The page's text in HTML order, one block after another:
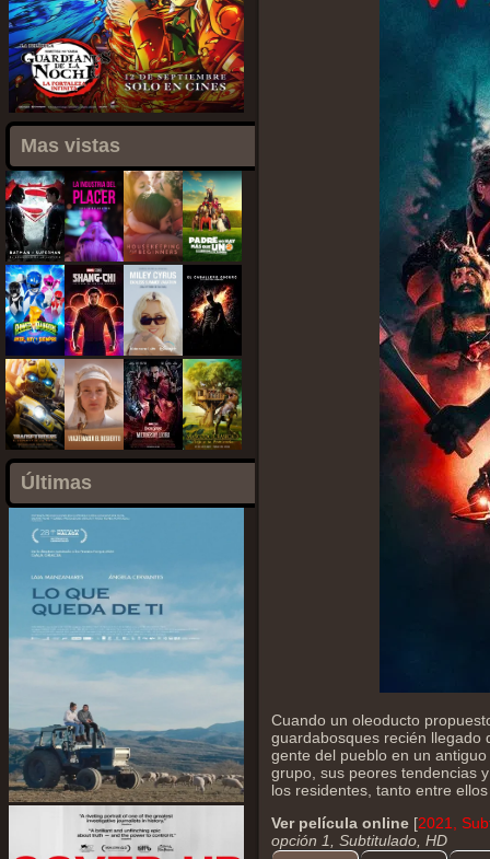
Mas vistas
Últimas
Cuando un oleoducto
guardabosques recién llegado
gente del pueblo en un
grupo, sus peores tendencias
los residentes, tanto entre
Ver película online [2021,
opción 1, Subtitulado, HD